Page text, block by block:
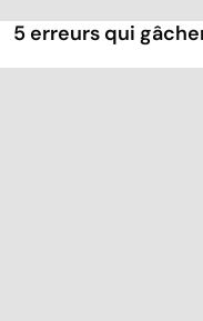
5 erreurs qui